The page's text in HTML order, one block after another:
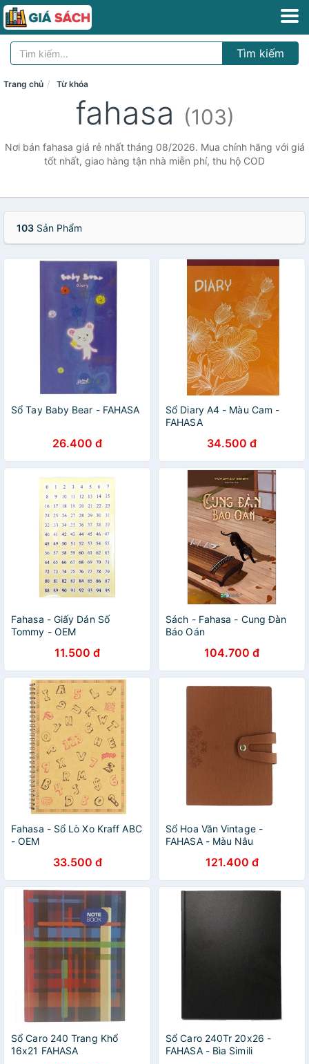
Tìm kiếm
Trang chủ Từ khóa
fahasa (103)
Nơi bán fahasa giá rẻ nhất tháng 08/2026. Mua chính hãng với giá
tốt nhất, giao hàng tận nhà miễn phí, thu hộ COD
103 Sản Phẩm
Sổ Tay Baby Bear - FAHASA
26.400 đ
Sổ Diary A4 - Màu Cam -
FAHASA
34.500 đ
Fahasa - Giấy Dán Số
Tommy - OEM
11.500 đ
Sách - Fahasa - Cung Đàn
Báo Oán
104.700 đ
Fahasa - Sổ Lò Xo Kraff ABC
- OEM
33.500 đ
Sổ Hoa Văn Vintage -
FAHASA - Màu Nâu
121.400 đ
Sổ Caro 240 Trang Khổ
16x21 FAHASA
Sổ Caro 240Tr 20x26 -
FAHASA - Bìa Simili